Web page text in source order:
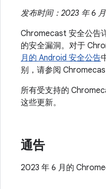
发布时间：2023 年 6
Chromecast 安全公告
的安全漏洞。对于
月的 Android 安全公告
别，请参阅
所有受支持的
这些更新。
通告
2023 年 6 月的